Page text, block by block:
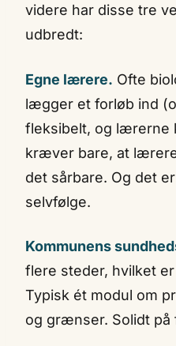
videre har disse tre
udbredt:
Egne lærere. Ofte
lægger et forløb ind
fleksibelt, og lærerne
kræver bare, at
det sårbare. Og det
selvfølge.
Kommunens
flere steder, hvilket
Typisk ét modul om
og grænser. Solidt på